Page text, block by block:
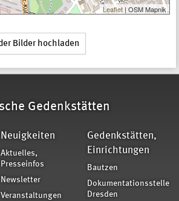
Leaflet | OSM Mapnik
Bilder hochladen
Gedenkstätten
Neuigkeiten
Aktuelles,
Presseinfos
Newsletter
Veranstaltungen
Gedenkstätten,
Einrichtungen
Bautzen
Dokumentationsstelle
Dresden